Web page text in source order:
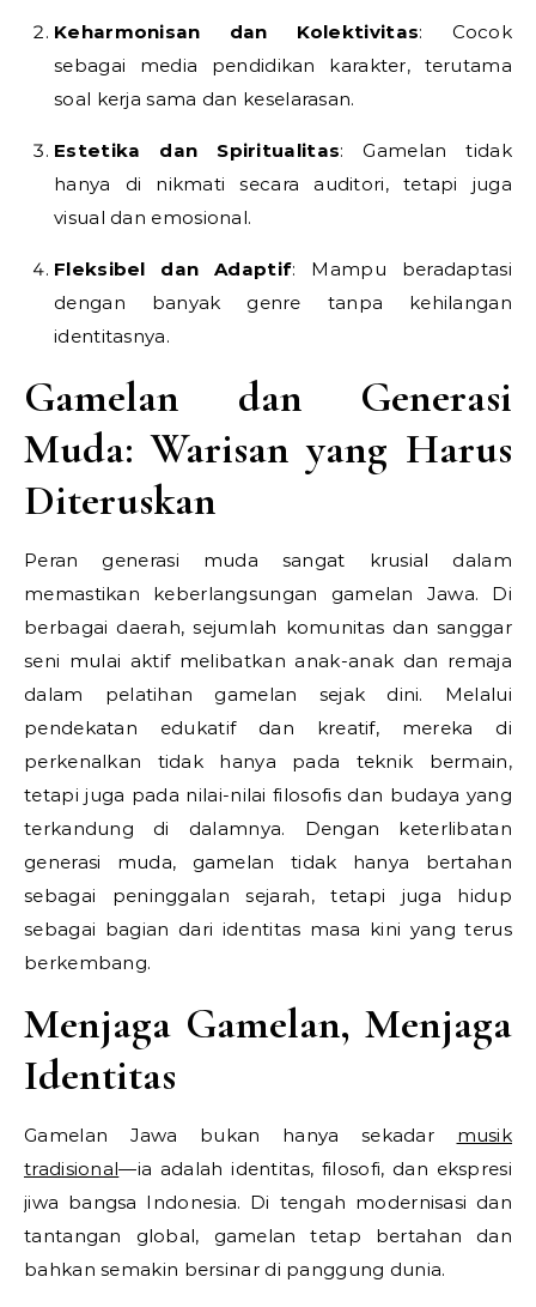
Keharmonisan dan Kolektivitas: Cocok
sebagai media pendidikan karakter, terutama
soal kerja sama dan keselarasan.
Estetika dan Spiritualitas: Gamelan tidak
hanya di nikmati secara auditori, tetapi juga
visual dan emosional.
Fleksibel dan Adaptif: Mampu beradaptasi
dengan banyak genre tanpa kehilangan
identitasnya.
Gamelan dan Generasi
Muda: Warisan yang Harus
Diteruskan
Peran generasi muda sangat krusial dalam
memastikan keberlangsungan gamelan Jawa. Di
berbagai daerah, sejumlah komunitas dan sanggar
seni mulai aktif melibatkan anak-anak dan remaja
dalam pelatihan gamelan sejak dini. Melalui
pendekatan edukatif dan kreatif, mereka di
perkenalkan tidak hanya pada teknik bermain,
tetapi juga pada nilai-nilai filosofis dan budaya yang
terkandung di dalamnya. Dengan keterlibatan
generasi muda, gamelan tidak hanya bertahan
sebagai peninggalan sejarah, tetapi juga hidup
sebagai bagian dari identitas masa kini yang terus
berkembang.
Menjaga Gamelan, Menjaga
Identitas
Gamelan Jawa bukan hanya sekadar musik
tradisional—ia adalah identitas, filosofi, dan ekspresi
jiwa bangsa Indonesia. Di tengah modernisasi dan
tantangan global, gamelan tetap bertahan dan
bahkan semakin bersinar di panggung dunia.